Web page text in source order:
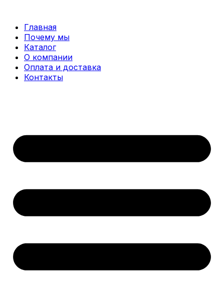
содержимому
Главная
Почему мы
Каталог
О компании
Оплата и доставка
Контакты